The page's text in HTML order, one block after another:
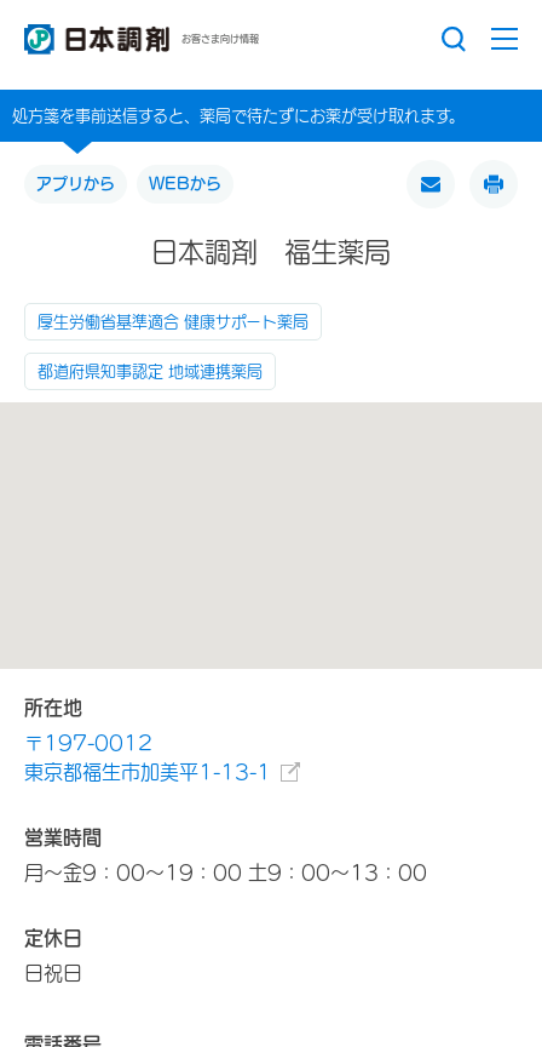
お客さま向け情報
処方箋を事前送信すると、薬局で待たずにお薬が受け取れます。
アプリから WEBから
日本調剤 福生薬局
厚生労働省基準適合 健康サポート薬局
都道府県知事認定 地域連携薬局
所在地
〒197-0012
東京都福生市加美平1-13-1
営業時間
月～金9：00～19：00 土9：00～13：00
定休日
日祝日